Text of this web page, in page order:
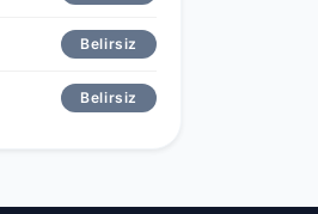
Belirsiz
Belirsiz